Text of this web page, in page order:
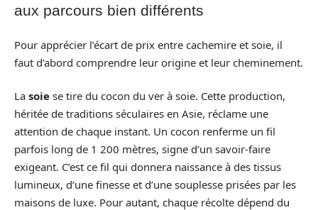
aux parcours bien différents
Pour apprécier l’écart de prix entre cachemire et soie, il
faut d’abord comprendre leur origine et leur cheminement.
La soie se tire du cocon du ver à soie. Cette production,
héritée de traditions séculaires en Asie, réclame une
attention de chaque instant. Un cocon renferme un fil
parfois long de 1 200 mètres, signe d’un savoir-faire
exigeant. C’est ce fil qui donnera naissance à des tissus
lumineux, d’une finesse et d’une souplesse prisées par les
maisons de luxe. Pour autant, chaque récolte dépend du